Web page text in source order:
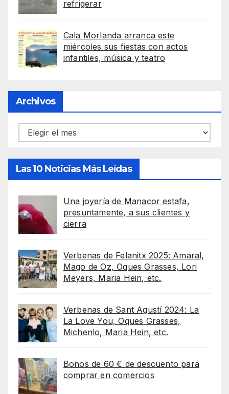
refrigerar
Cala Morlanda arranca este
miércoles sus fiestas con actos
infantiles, música y teatro
Archivos
Archivos
Las 10 Noticias Más Leídas
Una joyería de Manacor estafa,
presuntamente, a sus clientes y
cierra
Verbenas de Felanitx 2025: Amaral,
Mago de Oz, Oques Grasses, Lori
Meyers, Maria Hein, etc.
Verbenas de Sant Agustí 2024: La
La Love You, Oques Grasses,
Michenlo, Maria Hein, etc.
Bonos de 60 € de descuento para
comprar en comercios